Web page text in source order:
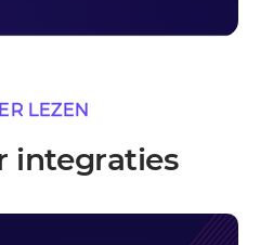
LEZEN
integraties